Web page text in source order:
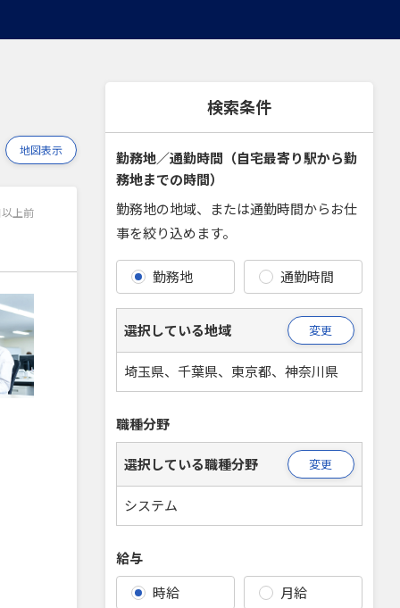
地図表示
上前
検索条件
勤務地／通勤時間（自宅最寄り駅から勤
務地までの時間）
勤務地の地域、または通勤時間からお仕
事を絞り込めます。
勤務地 通勤時間
選択している地域 変更
埼玉県、千葉県、東京都、神奈川県
職種分野
選択している職種分野 変更
システム
給与
時給 月給